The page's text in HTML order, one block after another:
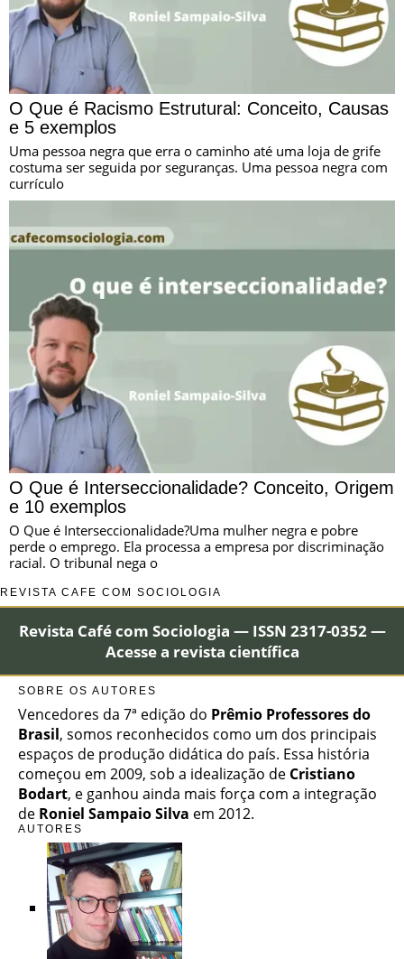
O Que é Racismo Estrutural: Conceito, Causas
e 5 exemplos
Uma pessoa negra que erra o caminho até uma loja de grife
costuma ser seguida por seguranças. Uma pessoa negra com
currículo
O Que é Interseccionalidade? Conceito, Origem
e 10 exemplos
O Que é Interseccionalidade?Uma mulher negra e pobre
perde o emprego. Ela processa a empresa por discriminação
racial. O tribunal nega o
REVISTA CAFÉ COM SOCIOLOGIA
Revista Café com Sociologia — ISSN 2317-0352 —
Acesse a revista científica
SOBRE OS AUTORES
Vencedores da 7ª edição do Prêmio Professores do
Brasil, somos reconhecidos como um dos principais
espaços de produção didática do país. Essa história
começou em 2009, sob a idealização de Cristiano
Bodart, e ganhou ainda mais força com a integração
de Roniel Sampaio Silva em 2012.
AUTORES